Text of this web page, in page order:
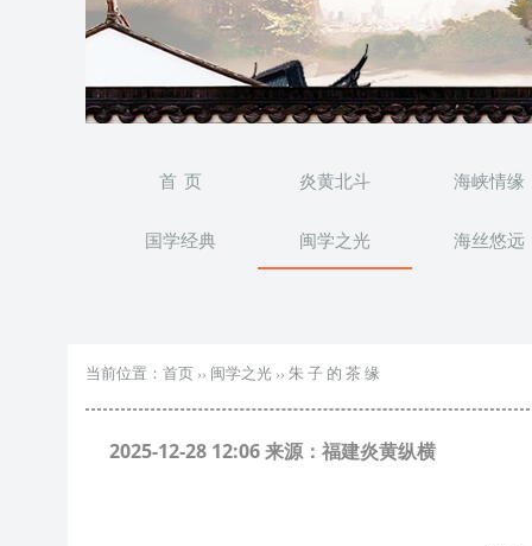
首 页 炎黄北斗 海峡情缘
国学经典 闽学之光 海丝悠远
当前位置： 首页 ›› 闽学之光 ›› 朱 子 的 茶 缘
2025-12-28 12:06 来源：福建炎黄纵横